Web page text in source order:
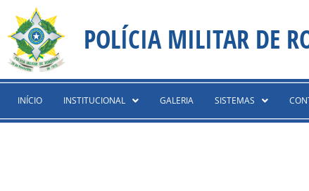
content
para
conteúdo
POLÍCIA MILITAR DE
INÍCIO INSTITUCIONAL GALERIA SISTEMAS